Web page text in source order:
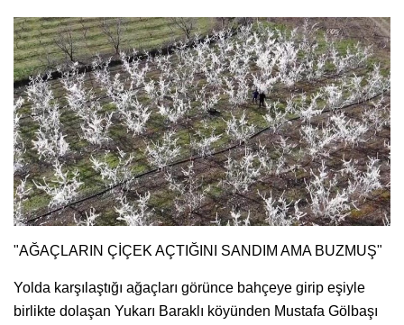
"AĞAÇLARIN ÇİÇEK AÇTIĞINI SANDIM AMA BUZMUŞ"
Yolda karşılaştığı ağaçları görünce bahçeye girip eşiyle
birlikte dolaşan Yukarı Baraklı köyünden Mustafa Gölbaşı